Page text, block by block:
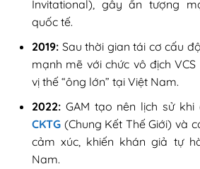
Invitational), gây ấn tượng
quốc tế.
2019: Sau thời gian tái cơ cấu
mạnh mẽ với chức vô địch
vị thế “ông lớn” tại Việt Nam.
2022: GAM tạo nên lịch sử
CKTG (Chung Kết Thế Giới) và
cảm xúc, khiến khán giả tự
Nam.